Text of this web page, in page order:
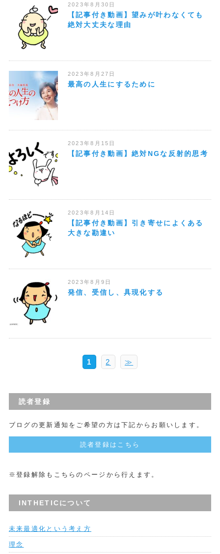
2023年8月30日
【記事付き動画】望みが叶わなくても
絶対大丈夫な理由
2023年8月27日
最高の人生にするために
2023年8月15日
【記事付き動画】絶対NGな反射的思考
2023年8月14日
【記事付き動画】引き寄せによくある
大きな勘違い
2023年8月9日
発信、受信し、具現化する
1 2 ≫
読者登録
ブログの更新通知をご希望の方は下記からお願いします。
読者登録はこちら
※登録解除もこちらのページから行えます。
INTHETICについて
未来最適化という考え方
理念